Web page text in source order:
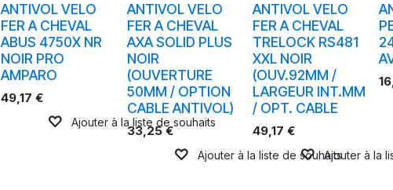
ANTIVOL VELO
FER A CHEVAL
ABUS 4750X NR
NOIR PRO
AMPARO
49,17 €
Ajouter à la liste de souhaits
ANTIVOL VELO
FER A CHEVAL
AXA SOLID PLUS
NOIR
(OUVERTURE
50MM / OPTION
CABLE ANTIVOL)
33,25€
Ajouter à la liste de souhaits
ANTIVOL VELO
FER A CHEVAL
TRELOCK RS481
XXL NOIR
(OUV.92MM /
LARGEUR INT.MM
/ OPT. CABLE
49,17 €
Ajouter à la